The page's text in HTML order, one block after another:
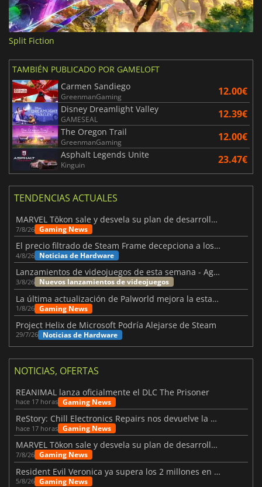
Split Fiction
TAMBIÉN PUBLICADO POR GAMELOFT
Carmen Sandiego
GreenmanGaming 12.00€
Disney Dreamlight Valley
GAMESEAL 12.39€
The Oregon Trail
GreenmanGaming 12.00€
Asphalt Legends Unite
Kinguin 23.47€
TENDENCIAS ACTUALES
MARVEL Tōkon sale y desvela su plan de desarrollo para el primer año
7/8/26 Gaming News
El precio filtrado de Steam Frame decepciona a los usuarios
4/8/26 Noticias de Hardware
Lanzamientos de videojuegos de esta semana - Agosto de 2026 (semana 32)
3/8/26 Nuevos lanzamientos de videojuegos
La última actualización de Palworld mejora la estabilidad
1/8/26 Gaming News
Project Helix de Microsoft Podría Alejarse de Steam
29/7/26 Noticias de Hardware
NOTICIAS, OFERTAS
REANIMAL lanza oficialmente el DLC The Prisoner
hace 17 horas Gaming News
ReStory: Chill Electronics Repairs nos devuelve la nostalgia de los 2000
hace 17 horas Gaming News
MARVEL Tōkon sale y desvela su plan de desarrollo para el primer año
7/8/26 Gaming News
Resident Evil Veronica ya supera los 2 millones en listas de deseados
5/8/26 Gaming News